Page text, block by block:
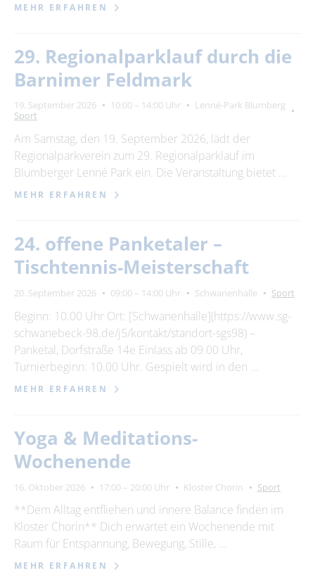
Sport
Kategorie
Suchbegriff
Ort
SUCHEN
ZURÜCKSETZEN
MEHR ERFAHREN
29. Regionalparklauf durch die
Barnimer Feldmark
19. September 2026 10:00 – 14:00 Uhr
Lenné-Park Blumberg
Sport
Am Samstag, den 19. September 2026, lädt der
Regionalparkverein zum 29. Regionalparklauf im
Blumberger Lenné Park ein. Die Veranstaltung bietet …
MEHR ERFAHREN
24. offene Panketaler –
Tischtennis-Meisterschaft
20. September 2026 09:00 – 14:00 Uhr Schwanenhalle Sport
Beginn: 10.00 Uhr Ort: [Schwanenhalle](https://www.sg-
schwanebeck-98.de/j5/kontakt/standort-sgs98) –
Panketal, Dorfstraße 14e Einlass ab 09.00 Uhr,
Turnierbeginn: 10.00 Uhr. Gespielt wird in den …
MEHR ERFAHREN
Yoga & Meditations-
Wochenende
16. Oktober 2026 17:00 – 20:00 Uhr Kloster Chorin Sport
**Dem Alltag entfliehen und innere Balance finden im
Kloster Chorin** Dich erwartet ein Wochenende mit
Raum für Entspannung, Bewegung, Stille, …
MEHR ERFAHREN